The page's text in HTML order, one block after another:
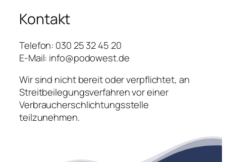
Kontakt
Telefon: 030 25 32 45 20
E-Mail: info@podowest.de
Wir sind nicht bereit oder verpflichtet, an
Streitbeilegungsverfahren vor einer
Verbraucherschlichtungsstelle
teilzunehmen.